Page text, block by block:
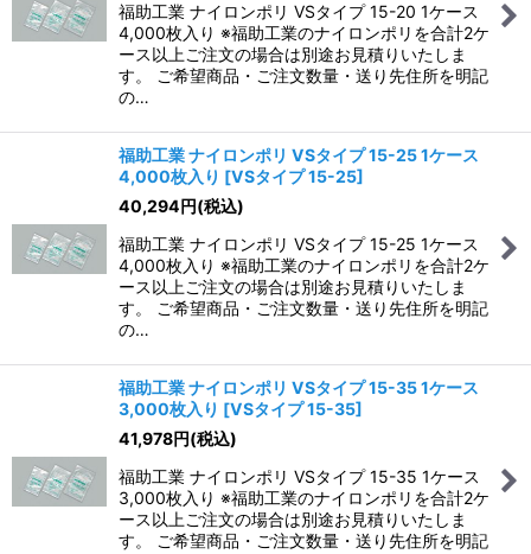
福助工業 ナイロンポリ VSタイプ 15-20 1ケース
4,000枚入り ※福助工業のナイロンポリを合計2ケ
ース以上ご注文の場合は別途お見積りいたしま
す。 ご希望商品・ご注文数量・送り先住所を明記
の…
福助工業 ナイロンポリ VSタイプ 15-25 1ケース
4,000枚入り [VSタイプ 15-25]
40,294円(税込)
福助工業 ナイロンポリ VSタイプ 15-25 1ケース
4,000枚入り ※福助工業のナイロンポリを合計2ケ
ース以上ご注文の場合は別途お見積りいたしま
す。 ご希望商品・ご注文数量・送り先住所を明記
の…
福助工業 ナイロンポリ VSタイプ 15-35 1ケース
3,000枚入り [VSタイプ 15-35]
41,978円(税込)
福助工業 ナイロンポリ VSタイプ 15-35 1ケース
3,000枚入り ※福助工業のナイロンポリを合計2ケ
ース以上ご注文の場合は別途お見積りいたしま
す。 ご希望商品・ご注文数量・送り先住所を明記